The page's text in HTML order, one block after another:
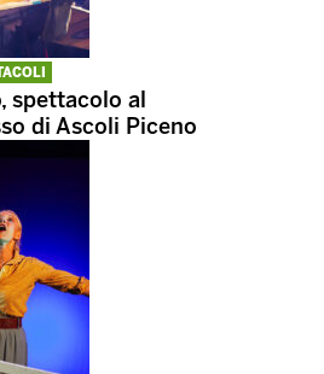
spettacolo al
di Ascoli Piceno